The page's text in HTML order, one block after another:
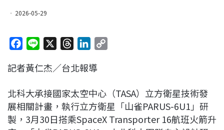
2026-05-29
c
b
o
o
n
r
a
d
s
n
e
d
I
i
n
記者黃仁杰／台北報導
北科大承接國家太空中心（TASA）立方衛星技術發
展相關計畫，執行立方衛星「山雀PARUS-6U1」研
製，3月30日搭乘SpaceX Transporter 16航班火箭升